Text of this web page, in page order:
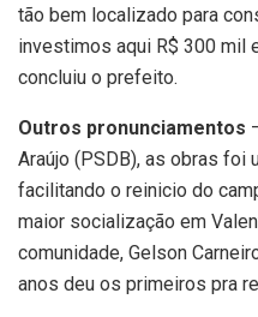
tão bem localizado para
investimos aqui R$ 300 mil
concluiu o prefeito.
Outros pronunciamentos
Araújo (PSDB), as obras foi
facilitando o reinicio do
maior socialização em
comunidade, Gelson
anos deu os primeiros pra